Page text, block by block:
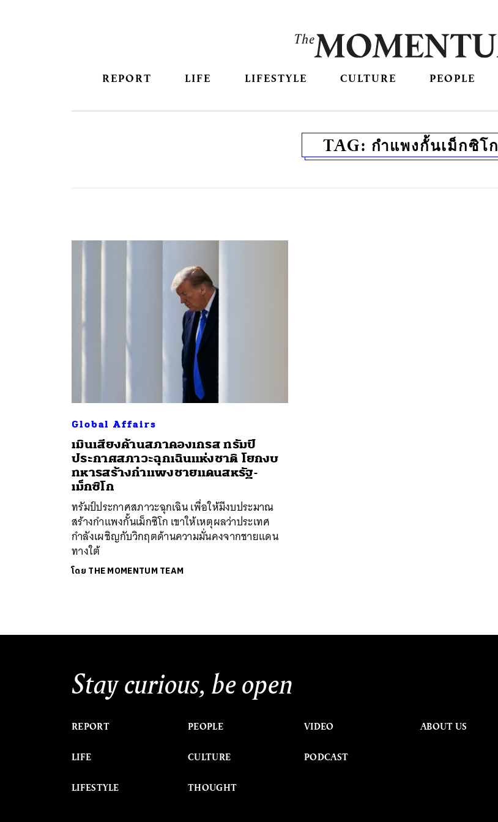
REPORT LIFE LIFESTYLE CULTURE PEOPLE
TAG: กำแพงกั้นเม็กซิโก
Global Affairs
เมินเสียงค้านสภาคองเกรส ทรัมป์
ประกาศสภาวะฉุกเฉินแห่งชาติ โยกงบ
ทหารสร้างกำแพงชายแดนสหรัฐ-
เม็กซิโก
ทรัมป์ประกาศสภาวะฉุกเฉิน เพื่อให้มีงบประมาณ
สร้างกำแพงกั้นเม็กซิโก เขาให้เหตุผลว่าประเทศ
กำลังเผชิญกับวิกฤตด้านความมั่นคงจากชายแดน
ทางใต้
โดย THE MOMENTUM TEAM
Stay curious, be open
REPORT
LIFE
LIFESTYLE
PEOPLE
CULTURE
THOUGHT
VIDEO
PODCAST
ABOUT US